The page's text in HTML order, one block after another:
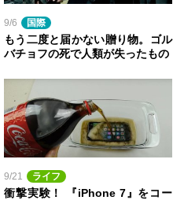
9/6 国際
もう二度と届かない贈り物。ゴル
バチョフの死で人類が失ったもの
9/21 ライフ
衝撃実験！ 『iPhone 7』をコー